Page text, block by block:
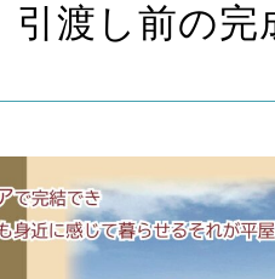
渡し前の完